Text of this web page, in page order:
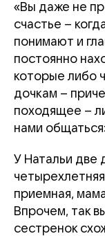
«Вы даже не
счастье –
понимают и
постоянно
которые либо
дочкам –
походящее –
нами
У Натальи две
приемная,
Впрочем, так
сестренок